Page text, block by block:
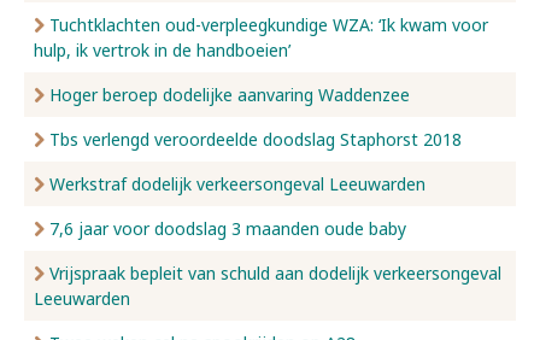
Tuchtklachten oud-verpleegkundige WZA: ‘Ik kwam voor
hulp, ik vertrok in de handboeien’
Hoger beroep dodelijke aanvaring Waddenzee
Tbs verlengd veroordeelde doodslag Staphorst 2018
Werkstraf dodelijk verkeersongeval Leeuwarden
7,6 jaar voor doodslag 3 maanden oude baby
Vrijspraak bepleit van schuld aan dodelijk verkeersongeval
Leeuwarden